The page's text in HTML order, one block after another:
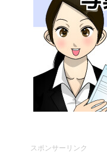
スポンサーリンク